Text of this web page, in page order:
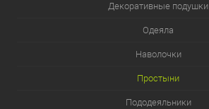
Декоративные подушки
Одеяла
Наволочки
Простыни
Пододеяльники